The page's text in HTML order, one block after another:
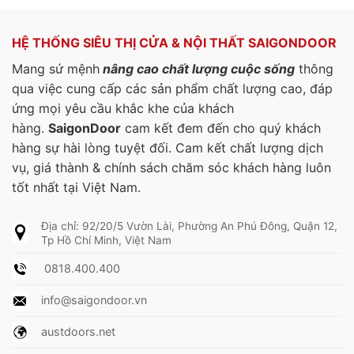
HỆ THỐNG SIÊU THỊ CỬA & NỘI THẤT SAIGONDOOR
Mang sứ mệnh nâng cao chất lượng cuộc sống thông
qua việc cung cấp các sản phẩm chất lượng cao, đáp
ứng mọi yêu cầu khắc khe của khách
hàng. SaigonDoor cam kết đem đến cho quý khách
hàng sự hài lòng tuyệt đối. Cam kết chất lượng dịch
vụ, giá thành & chính sách chăm sóc khách hàng luôn
tốt nhất tại Việt Nam.
Địa chỉ: 92/20/5 Vườn Lài, Phường An Phú Đông, Quận 12,
Tp Hồ Chí Minh, Việt Nam
0818.400.400
info@saigondoor.vn
austdoors.net